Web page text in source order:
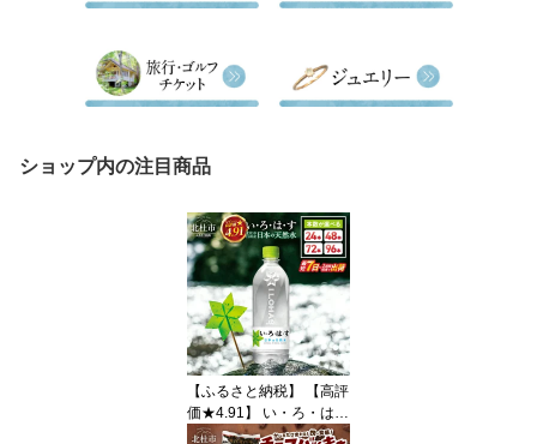
ショップ内の注目商品
【ふるさと納税】 【高評
価★4.91】 い・ろ・は・
す 天然水 540ml 選べる